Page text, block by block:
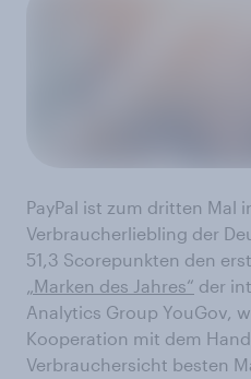
PayPal ist zum dritten Mal
Verbraucherliebling der
51,3 Scorepunkten den
„Marken des Jahres“ der
Analytics Group YouGov,
Kooperation mit dem
Verbrauchersicht besten